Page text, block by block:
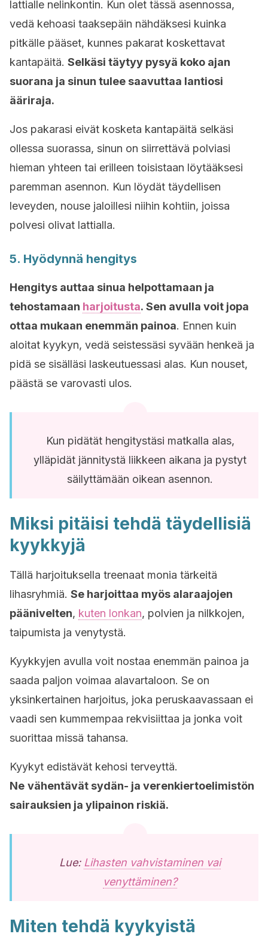
lattialle nelinkontin. Kun olet tässä asennossa,
vedä kehoasi taaksepäin nähdäksesi kuinka
pitkälle pääset, kunnes pakarat koskettavat
kantapäitä. Selkäsi täytyy pysyä koko ajan
suorana ja sinun tulee saavuttaa lantiosi
ääriraja.
Jos pakarasi eivät kosketa kantapäitä selkäsi
ollessa suorassa, sinun on siirrettävä polviasi
hieman yhteen tai erilleen toisistaan löytääksesi
paremman asennon. Kun löydät täydellisen
leveyden, nouse jaloillesi niihin kohtiin, joissa
polvesi olivat lattialla.
5. Hyödynnä hengitys
Hengitys auttaa sinua helpottamaan ja
tehostamaan harjoitusta. Sen avulla voit jopa
ottaa mukaan enemmän painoa. Ennen kuin
aloitat kyykyn, vedä seistessäsi syvään henkeä ja
pidä se sisälläsi laskeutuessasi alas. Kun nouset,
päästä se varovasti ulos.
Kun pidätät hengitystäsi matkalla alas,
ylläpidät jännitystä liikkeen aikana ja pystyt
säilyttämään oikean asennon.
Miksi pitäisi tehdä täydellisiä
kyykkyjä
Tällä harjoituksella treenaat monia tärkeitä
lihasryhmiä. Se harjoittaa myös alaraajojen
päänivelten, kuten lonkan, polvien ja nilkkojen,
taipumista ja venytystä.
Kyykkyjen avulla voit nostaa enemmän painoa ja
saada paljon voimaa alavartaloon. Se on
yksinkertainen harjoitus, joka peruskaavassaan ei
vaadi sen kummempaa rekvisiittaa ja jonka voit
suorittaa missä tahansa.
Kyykyt edistävät kehosi terveyttä.
Ne vähentävät sydän- ja verenkiertoelimistön
sairauksien ja ylipainon riskiä.
Lue: Lihasten vahvistaminen vai
venyttäminen?
Miten tehdä kyykyistä